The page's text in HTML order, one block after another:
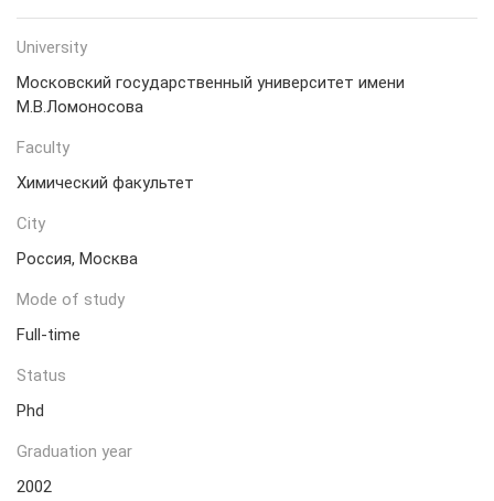
University
Московский государственный университет имени
М.В.Ломоносова
Faculty
Химический факультет
City
Россия, Москва
Mode of study
Full-time
Status
Phd
Graduation year
2002